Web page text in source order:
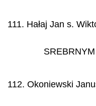
111. Hałaj Jan s.
112. Okoniewski